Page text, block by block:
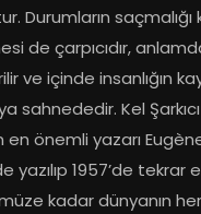
Durumların saçmalığı
de çarpıcıdır,
ve içinde insanlığın
sahnededir. Kel
önemli yazarı
yazılıp 1957’de tekrar
kadar dünyanın